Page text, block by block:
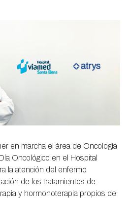
en marcha el área de Oncología
Oncológico en el Hospital
la atención del enfermo
de los tratamientos de
y hormonoterapia propios de